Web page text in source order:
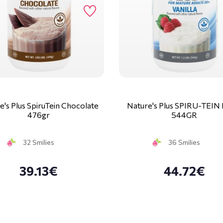
Plus SpiruTein Chocolate
476gr
32 Smilies
39.13€
Nature's Plus SPIRU-TEIN
544GR
36 Smilies
44.72€